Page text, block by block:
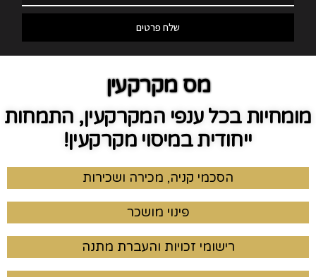
מס מקרקעין
מומחיות בכל ענפי המקרקעין, התמחות
ייחודית במיסוי מקרקעין!
הסכמי קניה, מכירה ושכירות
פינוי מושכר
רישומי זכויות והעברת מתנה
שלח פרטים